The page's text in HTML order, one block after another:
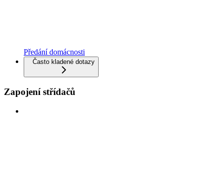
Předání domácnosti
Často kladené dotazy
Zapojení střídačů